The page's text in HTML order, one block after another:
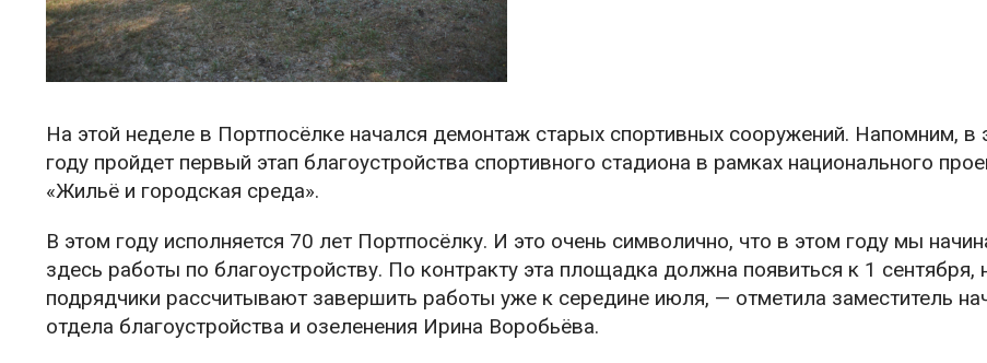
На этой неделе в Портпосёлке начался демонтаж старых спортивных сооружений. Напомним, в
году пройдет первый этап благоустройства спортивного стадиона в рамках национального
«Жильё и городская среда».
В этом году исполняется 70 лет Портпосёлку. И это очень символично, что в этом году мы
здесь работы по благоустройству. По контракту эта площадка должна появиться к 1 сентября,
подрядчики рассчитывают завершить работы уже к середине июля, — отметила заместитель
отдела благоустройства и озеленения Ирина Воробьёва.